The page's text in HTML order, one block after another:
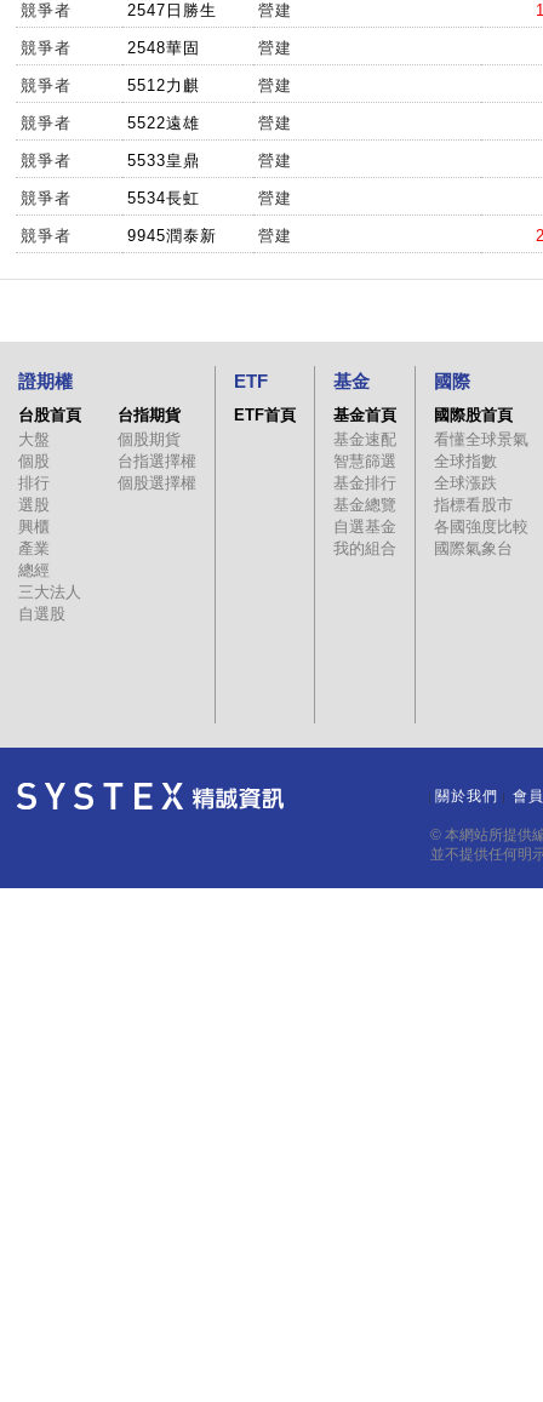
競爭者 2547日勝生 營建
競爭者 2548華固 營建
競爭者 5512力麒 營建
競爭者 5522遠雄 營建
競爭者 5533皇鼎 營建
競爭者 5534長虹 營建
競爭者 9945潤泰新 營建
證期權
台股首頁
大盤
個股
排行
選股
興櫃
產業
總經
三大法人
自選股
台指期貨
個股期貨
台指選擇權
個股選擇權
ETF
ETF首頁
基金
基金首頁
基金速配
智慧篩選
基金排行
基金總覽
自選基金
我的組合
國際
國際股首頁
看懂全球景氣
全球指數
全球漲跌
指標看股市
各國強度比較
國際氣象台
關於我們 會
© 本網站所提供
並不提供任何明